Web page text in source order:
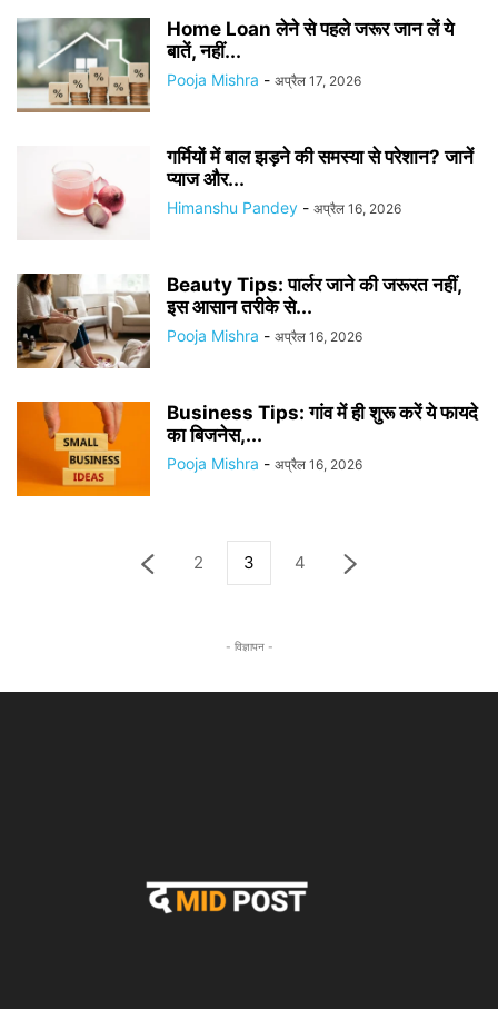
Home Loan लेने से पहले जरूर जान लें ये
बातें, नहीं...
Pooja Mishra - अप्रैल 17, 2026
गर्मियों में बाल झड़ने की समस्या से परेशान? जानें
प्याज और...
Himanshu Pandey - अप्रैल 16, 2026
Beauty Tips: पार्लर जाने की जरूरत नहीं,
इस आसान तरीके से...
Pooja Mishra - अप्रैल 16, 2026
Business Tips: गांव में ही शुरू करें ये फायदे
का बिजनेस,...
Pooja Mishra - अप्रैल 16, 2026
2 3 4
- विज्ञापन -